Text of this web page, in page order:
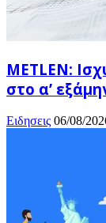
METLEN:
στο α’
Ειδησεις 06/08/